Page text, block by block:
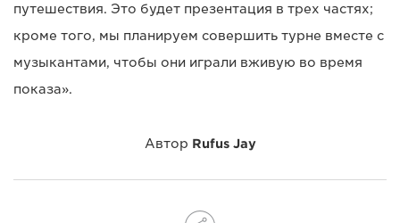
путешествия. Это будет презентация в трех частях;
кроме того, мы планируем совершить турне вместе с
музыкантами, чтобы они играли вживую во время
показа».
Автор Rufus Jay